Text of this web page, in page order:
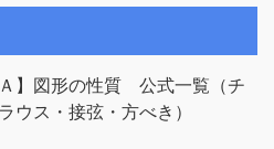
Ａ】図形の性質 公式一覧（チ
ウス・接弦・方べき）